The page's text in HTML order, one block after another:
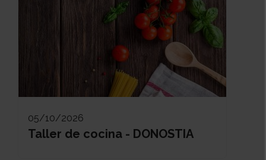
05/10/2026
Taller de cocina - DONOSTIA